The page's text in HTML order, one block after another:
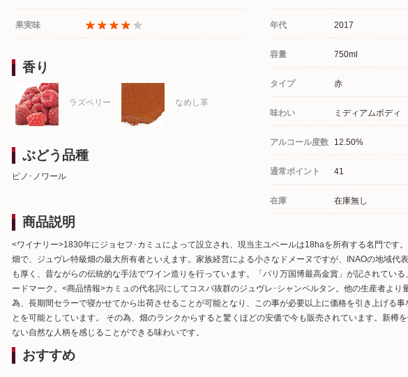
年代 2017
容量 750ml
タイプ 赤
味わい ミディアムボディ
アルコール度数 12.50%
通常ポイント 41
在庫 在庫無し
果実味
香り
ラズベリー なめし革
ぶどう品種
ピノ･ノワール
商品説明
<ワイナリー>1830年にジョセフ･カミュによって設立され、現当主ユベールは18haを所有する名門です
畑で、ジュヴレ特級畑の最大所有者といえます。家族経営による小さなドメーヌですが、INAOの地域代
も厚く、昔ながらの伝統的な手法でワイン造りを行っています。「パリ万国博最高金賞」が記されてい
ードマーク。<商品情報>カミュの代名詞にしてコスパ抜群のジュヴレ･シャンベルタン。他の生産者より
為、長期間セラーで寝かせてから出荷させることが可能となり、この事が必要以上に価格を引き上げる
とを可能としています。 その為、畑のランクからすると驚くほどの安価で今も販売されています。新樽
ない自然な人柄を感じることができる味わいです。
おすすめ